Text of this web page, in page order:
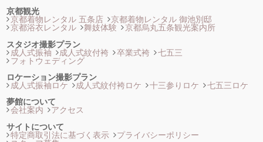
京都観光
京都着物レンタル 五条店
京都着物レンタル 御池別邸
京都浴衣レンタル
舞妓体験
京都烏丸五条観光案内所
スタジオ撮影プラン
成人式振袖
成人式紋付袴 卒業式袴
七五三
フォトウェディング
ロケーション撮影プラン
成人式振袖ロケ
成人式紋付袴ロケ 十三参りロケ
七五三ロケ
夢館について
会社案内
アクセス
サイトについて
特定商取引法に基づく表示
プライバシーポリシー